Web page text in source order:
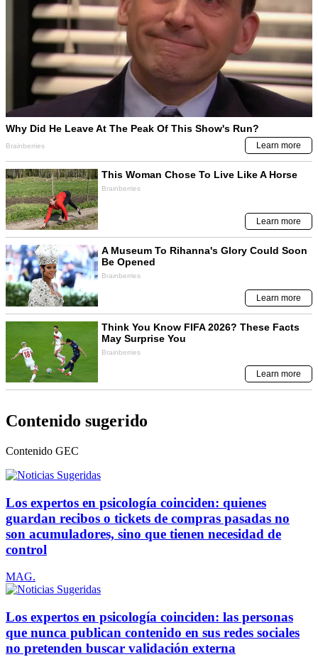
Contenido sugerido
Contenido GEC
Los expertos en psicología coinciden: quienes
guardan recibos o tickets de compras pasadas no
son acumuladores, sino que tienen necesidad de
control
MAG.
Los expertos en psicología coinciden: las personas
que nunca publican contenido en sus redes sociales
no pretenden buscar validación externa